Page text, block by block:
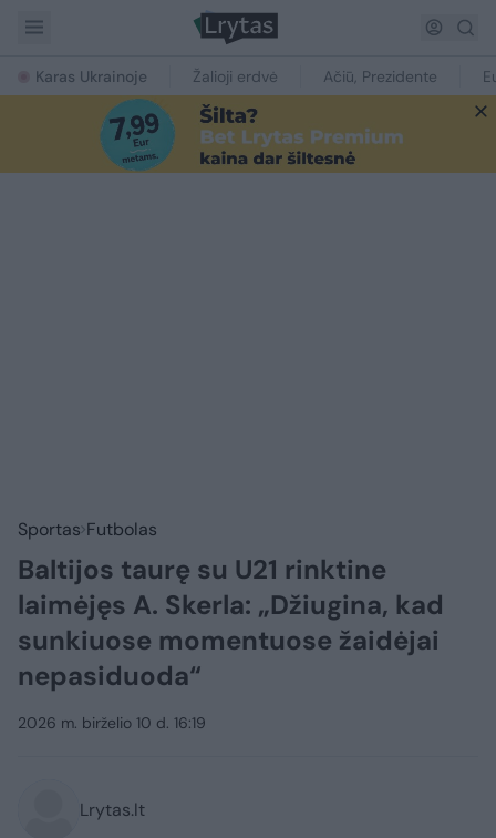
Karas Ukrainoje Žalioji erdvė Ačiū, Prezidente
Sportas Futbolas
Baltijos taurę su U21 rinktine
laimėjęs A. Skerla: „Džiugina, kad
sunkiuose momentuose žaidėjai
nepasiduoda“
2026 m. birželio 10 d. 16:19
Lrytas.lt